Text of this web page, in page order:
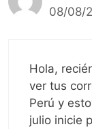
08/08/
Hola,
ver tus
Perú y
julio inicie